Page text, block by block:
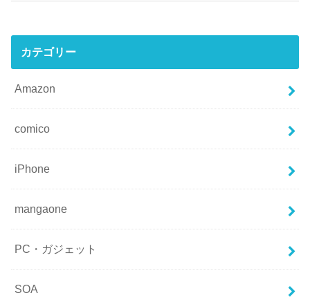
カテゴリー
Amazon
comico
iPhone
mangaone
PC・ガジェット
SOA